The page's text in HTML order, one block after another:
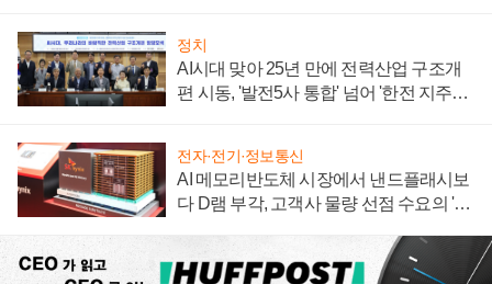
정치
AI시대 맞아 25년 만에 전력산업 구조개
편 시동, '발전5사 통합' 넘어 '한전 지주사'
전자·전기·정보통신
AI 메모리반도체 시장에서 낸드플래시보
다 D램 부각, 고객사 물량 선점 수요의 '우